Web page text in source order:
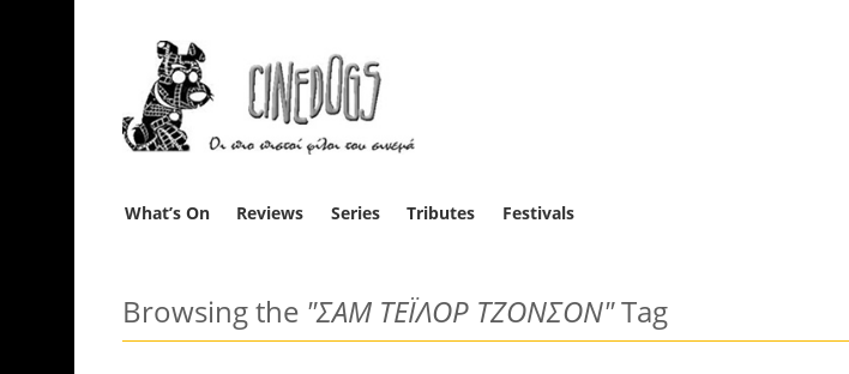
What’s On Reviews Series Tributes Festivals
Browsing the "ΣΑΜ ΤΕΪΛΟΡ ΤΖΟΝΣΟΝ"Tag